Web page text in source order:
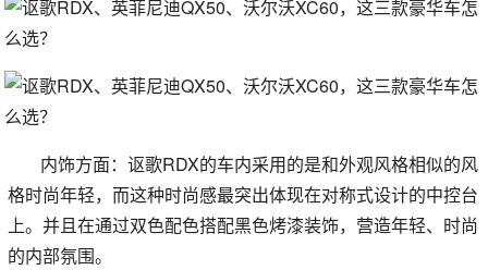
内饰方面：讴歌RDX的车内采用的是和外观风格相似的风
格时尚年轻，而这种时尚感最突出体现在对称式设计的中控台
上。并且在通过双色配色搭配黑色烤漆装饰，营造年轻、时尚
的内部氛围。